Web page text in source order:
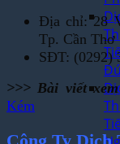
Địa chỉ: 28
Tp. Cần Thơ
SĐT: (0292)
>>> Bài viết
Kém